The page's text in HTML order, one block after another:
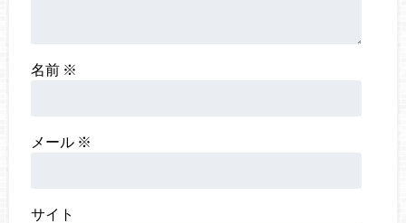
名前 ※
メール ※
サイト